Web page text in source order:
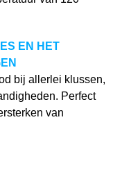
EN HET
bij allerlei klussen,
Perfect
van